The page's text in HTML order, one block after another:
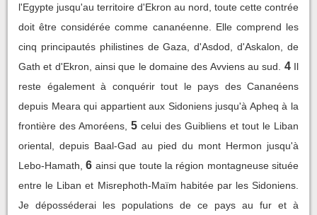
l'Egypte jusqu'au territoire d'Ekron au nord, toute cette contrée
doit être considérée comme cananéenne. Elle comprend les
cinq principautés philistines de Gaza, d'Asdod, d'Askalon, de
Gath et d'Ekron, ainsi que le domaine des Avviens au sud.
4 Il
reste également à conquérir tout le pays des Cananéens
depuis Meara qui appartient aux Sidoniens jusqu'à Apheq à la
frontière des Amoréens, 5 celui des Guibliens et tout le Liban
oriental, depuis Baal-Gad au pied du mont Hermon jusqu'à
Lebo-Hamath, 6 ainsi que toute la région montagneuse située
entre le Liban et Misrephoth-Maïm habitée par les Sidoniens.
Je déposséderai les populations de ce pays au fur et à